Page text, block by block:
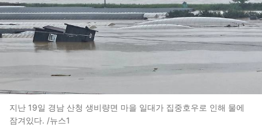
지난 19일 경남 산청 생비량면 마을 일대가 집중호우로 인해 물에
잠겨있다. /뉴스1